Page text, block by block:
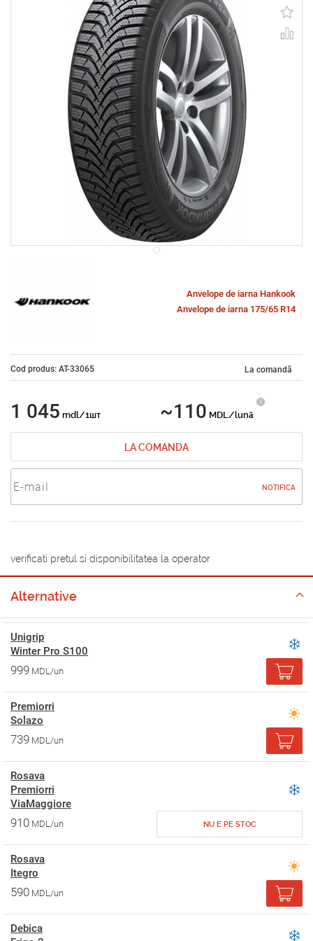
Anvelope de iarna Hankook
Anvelope de iarna 175/65 R14
Cod produs: AT-33065 La comandă
1 045 mdl/1шт ~110 MDL/lună
LA COMANDA
NOTIFICA
verificati pretul si disponibilitatea la operator
Alternative
Unigrip
Winter Pro S100
999 MDL/un
Premiorri
Solazo
739 MDL/un
Rosava
Premiorri
ViaMaggiore
910 MDL/un NU E PE STOC
Rosava
Itegro
590 MDL/un
Debica